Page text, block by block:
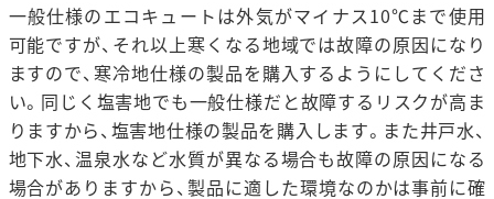
一般仕様のエコキュートは外気がマイナス10℃まで使用
可能ですが、それ以上寒くなる地域では故障の原因になり
ますので、寒冷地仕様の製品を購入するようにしてくださ
い。同じく塩害地でも一般仕様だと故障するリスクが高ま
りますから、塩害地仕様の製品を購入します。また井戸水、
地下水、温泉水など水質が異なる場合も故障の原因になる
場合がありますから、製品に適した環境なのかは事前に確